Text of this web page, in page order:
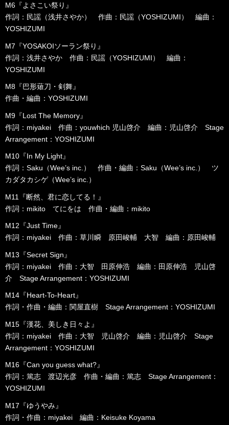
M6『よさこい祭り』
作詞：民謡（浅井さやか） 作曲：民謡（YOSHIZUMI） 編曲：
YOSHIZUMI
M7『YOSAKOIソーラン祭り』
作詞：浅井さやか 作曲：民謡（YOSHIZUMI） 編曲：
YOSHIZUMI
M8『巴形薙刀・剣舞』
作曲・編曲：YOSHIZUMI
M9『Lost The Memory』
作詞：miyakei 作曲：youwhich 児山啓介 編曲：児山啓介 Stage
Arrangement：YOSHIZUMI
M10『In My Light』
作詞：Saku（Wee’s inc.） 作曲・編曲：Saku（Wee’s inc.） ツ
カダタカシゲ（Wee’s inc.）
M11『断然、君に恋してる！』
作詞：mikito てにをは 作曲・編曲：mikito
M12『Just Time』
作詞：miyakei 作曲：草川瞬 原田峻輔 大智 編曲：原田峻輔
M13『Secret Sign』
作詞：miyakei 作曲：大智 田原伸浩 編曲：田原伸浩 児山啓
介 Stage Arrangement：YOSHIZUMI
M14『Heart-To-Heart』
作詞・作曲・編曲：関屋直樹 Stage Arrangement：YOSHIZUMI
M15『漢花、美しき日々よ』
作詞：miyakei 作曲：大智 児山啓介 編曲：児山啓介 Stage
Arrangement：YOSHIZUMI
M16『Can you guess what?』
作詞：篤志 渡辺光彦 作曲・編曲：篤志 Stage Arrangement：
YOSHIZUMI
M17『ゆうやみ』
作詞・作曲：miyakei 編曲：Keisuke Koyama